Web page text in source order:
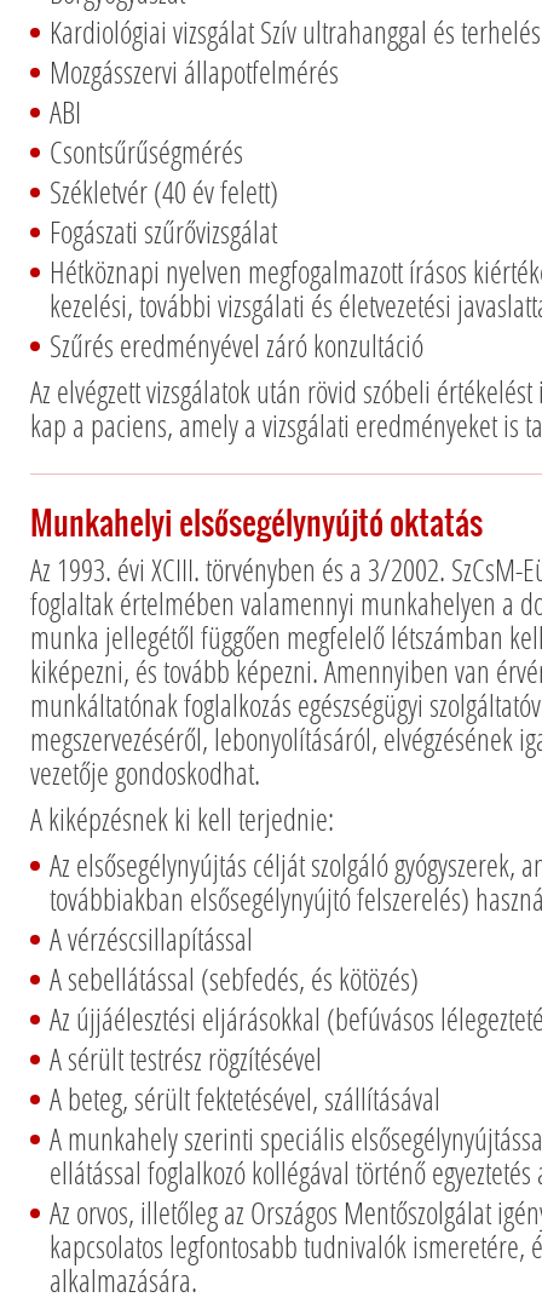
Kardiológiai vizsgálat Szív ultrahanggal és
Mozgásszervi állapotfelmérés
ABI
Csontsűrűségmérés
Székletvér (40 év felett)
Fogászati szűrővizsgálat
Hétköznapi nyelven megfogalmazott írásos
kezelési, további vizsgálati és életvezetési
Szűrés eredményével záró konzultáció
Az elvégzett vizsgálatok után rövid szóbeli
kap a paciens, amely a vizsgálati eredményeket is
Munkahelyi elsősegélynyújtó oktatás
Az 1993. évi XCIII. törvényben és a 3/2002.
foglaltak értelmében valamennyi munkahelyen a
munka jellegétől függően megfelelő létszámban
kiképezni, és tovább képezni. Amennyiben van
munkáltatónak foglalkozás egészségügyi
megszervezéséről, lebonyolításáról, elvégzésének
vezetője gondoskodhat.
A kiképzésnek ki kell terjednie:
Az elsősegélynyújtás célját szolgáló gyógyszerek,
továbbiakban elsősegélynyújtó felszerelés)
A vérzéscsillapítással
A sebellátással (sebfedés, és kötözés)
Az újjáélesztési eljárásokkal (befúvásos
A sérült testrész rögzítésével
A beteg, sérült fektetésével, szállításával
A munkahely szerinti speciális
ellátással foglalkozó kollégával történő
Az orvos, illetőleg az Országos Mentőszolgálat
kapcsolatos legfontosabb tudnivalók ismeretére,
alkalmazására.